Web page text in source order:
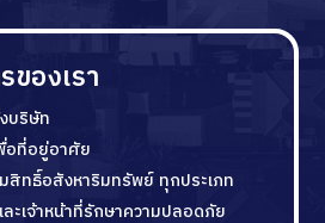
ของเรา
บริษัท
อที่อยู่อาศัย
สิทธิ์อสังหาริมทรัพย์ ทุกประเภท
ะเจ้าหน้าที่รักษาความปลอดภัย